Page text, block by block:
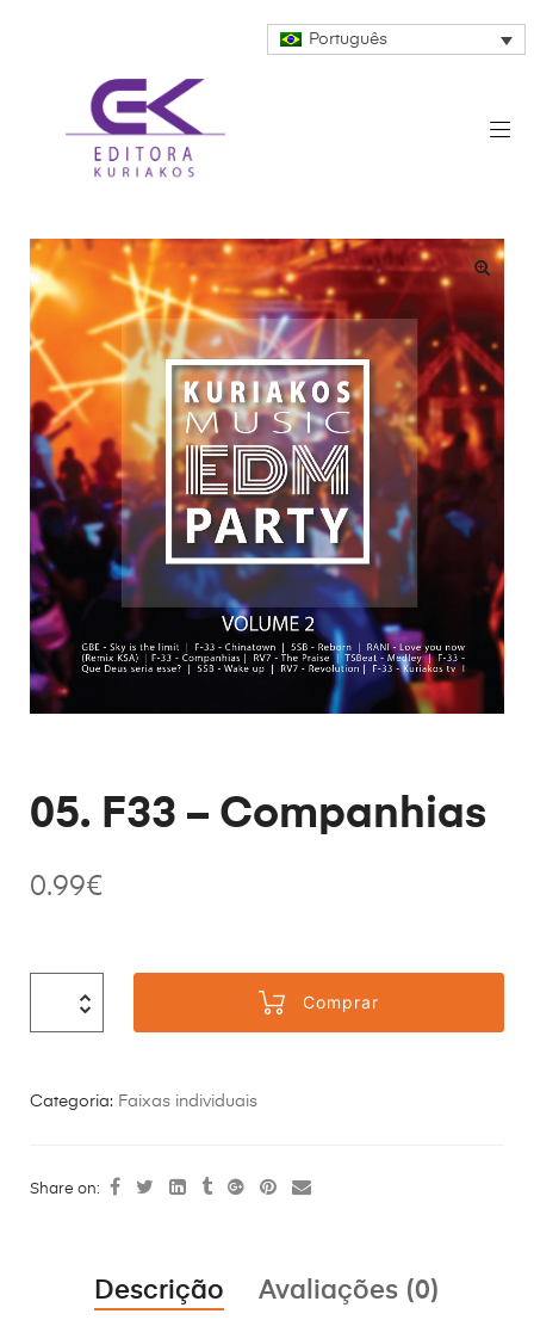
Português
05. F33 – Companhias
0.99€
Comprar
Categoria: Faixas individuais
Share on:
Descrição Avaliações (0)